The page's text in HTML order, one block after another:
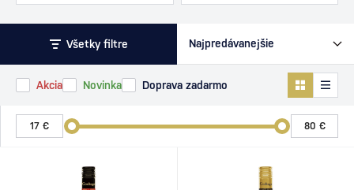
Všetky filtre
Akcia Novinka Doprava zadarmo